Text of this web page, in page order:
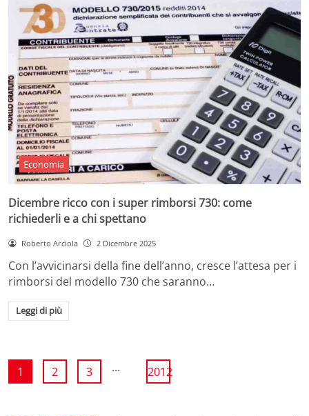
Economia
Dicembre ricco con i super rimborsi 730: come
richiederli e a chi spettano
Roberto Arciola 2 Dicembre 2025
Con l’avvicinarsi della fine dell’anno, cresce l’attesa per i
rimborsi del modello 730 che saranno…
Leggi di più
1 2 3 ... 2012